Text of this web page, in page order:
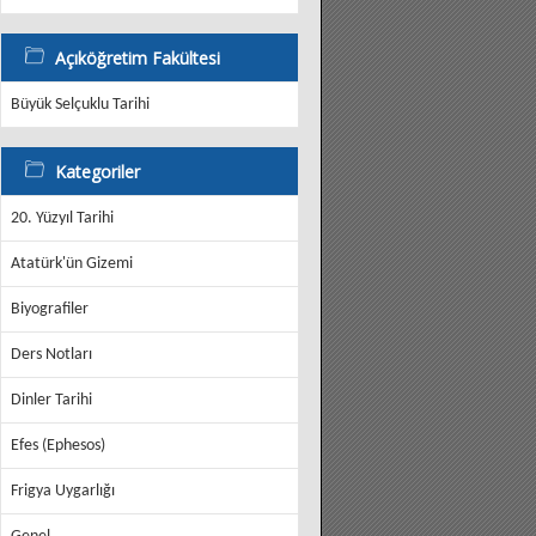
Açıköğretim Fakültesi
Büyük Selçuklu Tarihi
Kategoriler
20. Yüzyıl Tarihi
Atatürk'ün Gizemi
Biyografiler
Ders Notları
Dinler Tarihi
Efes (Ephesos)
Frigya Uygarlığı